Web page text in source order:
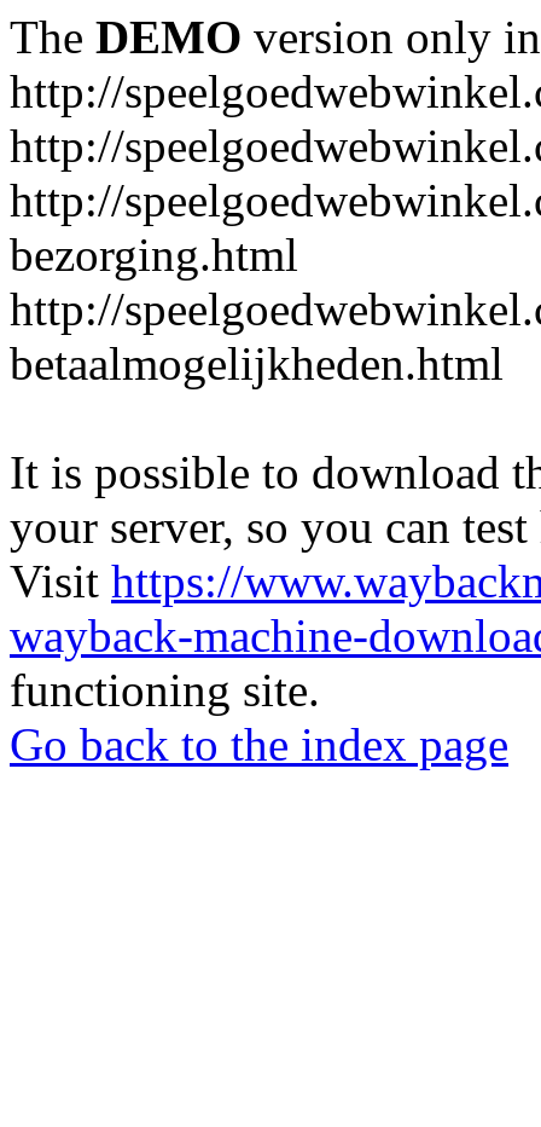
The DEMO version only
http://
http://
http://
bezorging.html
http://
betaalmogelijkheden.html
It is possible to download
your server, so you can
Visit https://
wayback-machine-
functioning site.
Go back to the index page